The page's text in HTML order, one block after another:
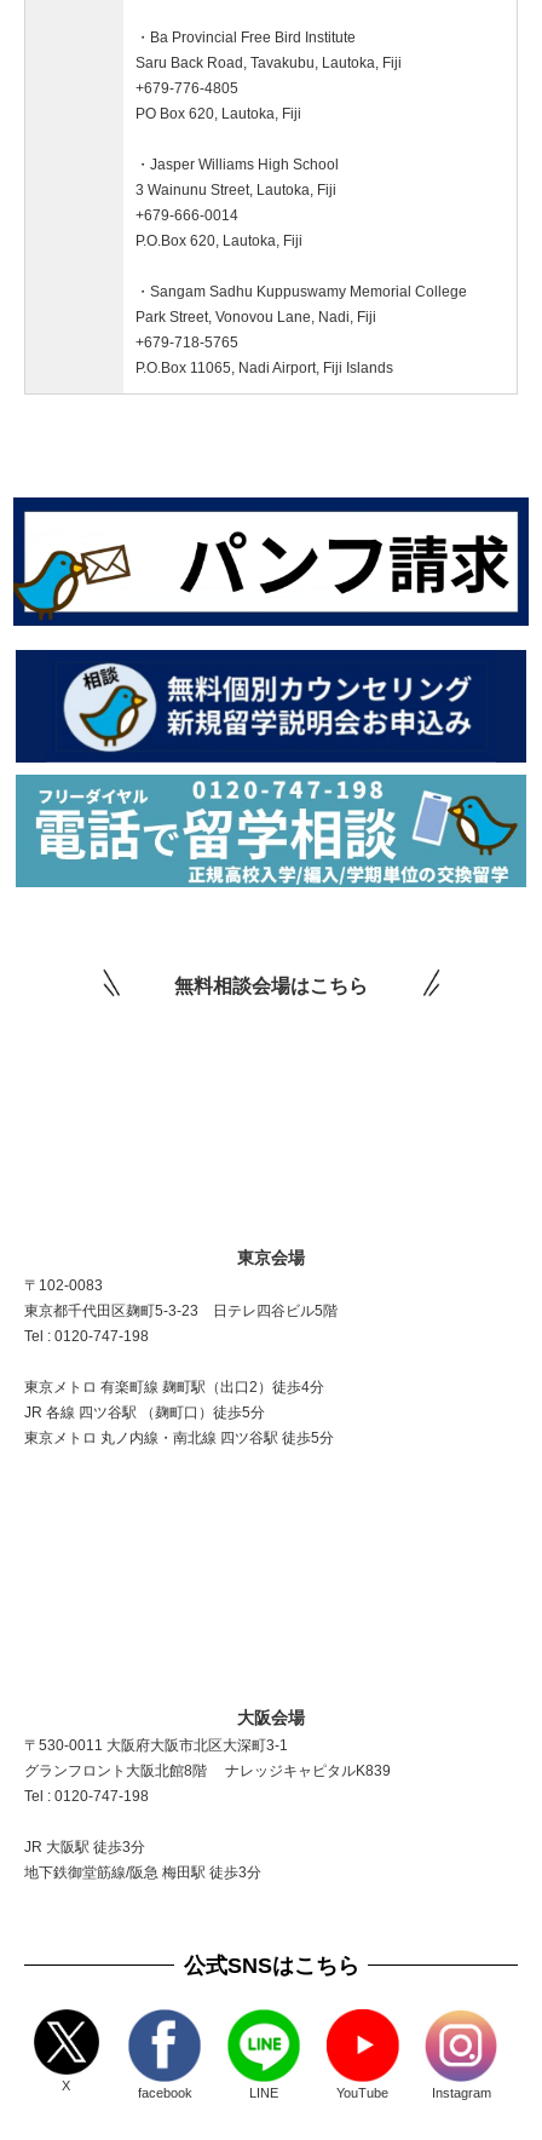
・Ba Provincial Free Bird Institute
Saru Back Road, Tavakubu, Lautoka, Fiji
+679-776-4805
PO Box 620, Lautoka, Fiji
・Jasper Williams High School
3 Wainunu Street, Lautoka, Fiji
+679-666-0014
P.O.Box 620, Lautoka, Fiji
・Sangam Sadhu Kuppuswamy Memorial College
Park Street, Vonovou Lane, Nadi, Fiji
+679-718-5765
P.O.Box 11065, Nadi Airport, Fiji Islands
無料相談会場はこちら
東京会場
〒102-0083
東京都千代田区麹町5-3-23 日テレ四谷ビル5階
Tel : 0120-747-198
東京メトロ 有楽町線 麹町駅（出口2）徒歩4分
JR 各線 四ツ谷駅 （麹町口）徒歩5分
東京メトロ 丸ノ内線・南北線 四ツ谷駅 徒歩5分
大阪会場
〒530-0011 大阪府大阪市北区大深町3-1
グランフロント大阪北館8階 ナレッジキャピタルK839
Tel : 0120-747-198
JR 大阪駅 徒歩3分
地下鉄御堂筋線/阪急 梅田駅 徒歩3分
公式SNSはこちら
X facebook LINE YouTube Instagram